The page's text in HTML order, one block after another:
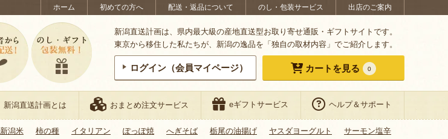
ホーム 初めての方へ 配送・返品について のし・包装サービス 出店のご案内
新潟直送計画は、県内最大級の産地直送型お取り寄せ通販・ギフトサイトです。
東京から移住した私たちが、新潟の逸品を「独自の取材内容」でご紹介します。
ログイン（会員マイページ） カートを見る 0
新潟直送計画とは おまとめ注文サービス eギフトサービス ヘルプ＆サポート
新潟米 柿の種 イタリアン ぽっぽ焼 へぎそば 栃尾の油揚げ ヤスダヨーグルト サーモン塩辛